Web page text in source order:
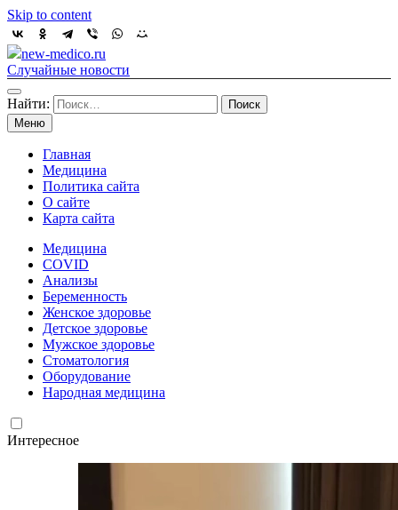
Skip to content
new-medico.ru
Случайные новости
Найти:
Меню
Главная
Медицина
Политика сайта
О сайте
Карта сайта
Медицина
COVID
Анализы
Беременность
Женское здоровье
Детское здоровье
Мужское здоровье
Стоматология
Оборудование
Народная медицина
Интересное